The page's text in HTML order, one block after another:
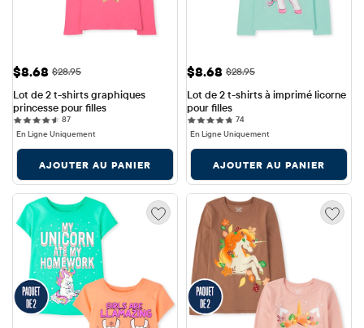
Prix ​​de vente: $8.68
$8.68 Prix ​​d'origine: $28.95
$28.95
Lot de 2 t-shirts graphiques
princesse pour filles
8787 reviews
En Ligne Uniquement
AJOUTER AU PANIER
Prix ​​de vente: $8.68
$8.68 Prix ​​d'origine: $28.95
$28.95
Lot de 2 t-shirts à imprimé licorne
pour filles
7474 reviews
En Ligne Uniquement
AJOUTER AU PANIER